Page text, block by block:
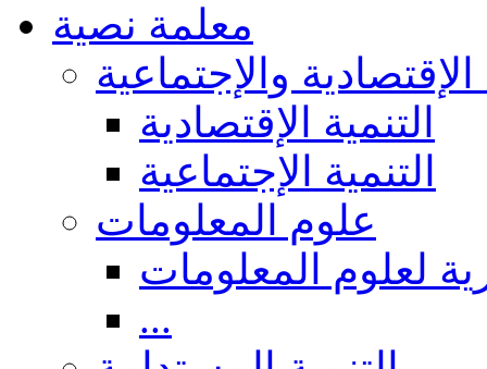
معلمة نصية
الإقتصادية والإجتماعية
التنمية الإقتصادية
التنمية الإجتماعية
علوم المعلومات
لعلوم المعلومات
...